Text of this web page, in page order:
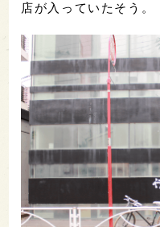
店が入っていたそう。